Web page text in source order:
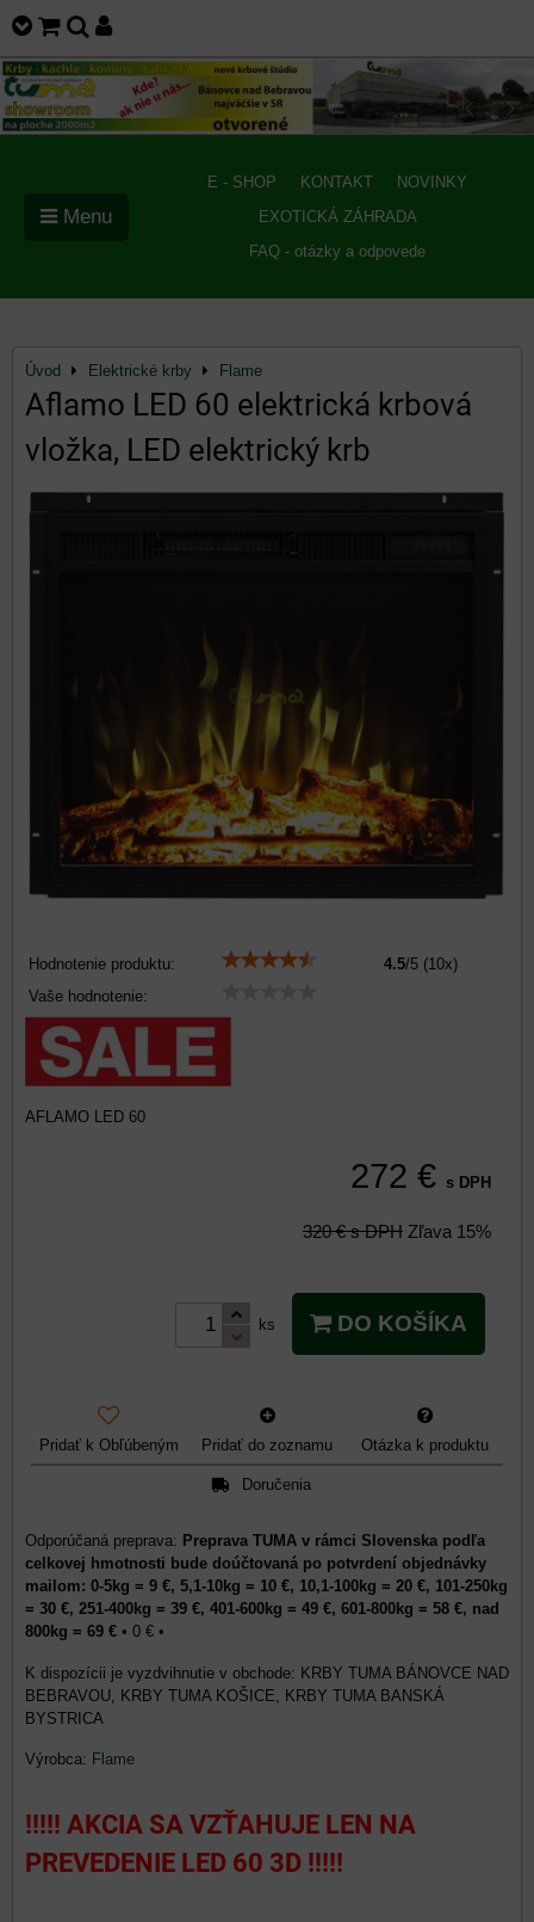
E - SHOP KONTAKT
NOVINKY
EXOTICKÁ ZÁHRADA
FAQ - otázky a odpovede
Menu
Úvod Elektrické krby Flame
Aflamo LED 60 elektrická krbová
vložka, LED elektrický krb
Hodnotenie produktu: 4.5/5 (10x)
Vaše hodnotenie:
AFLAMO LED 60
272 € s DPH
320 € s DPH Zľava 15%
ks DO KOŠÍKA
Pridať k Obľúbeným Pridať do zoznamu Otázka k produktu
Doručenia
Preprava TUMA v rámci Slovenska podľa
celkovej hmotnosti bude doúčtovaná po potvrdení objednávky
mailom: 0-5kg = 9 €, 5,1-10kg = 10 €, 10,1-100kg = 20 €, 101-250kg
= 30 €, 251-400kg = 39 €, 401-600kg = 49 €, 601-800kg = 58 €, nad
800kg = 69 € • 0 € •
KRBY TUMA BÁNOVCE NAD
BEBRAVOU, KRBY TUMA KOŠICE, KRBY TUMA BANSKÁ
BYSTRICA
Výrobca: Flame
!!!!! AKCIA SA VZŤAHUJE LEN NA
PREVEDENIE LED 60 3D !!!!!